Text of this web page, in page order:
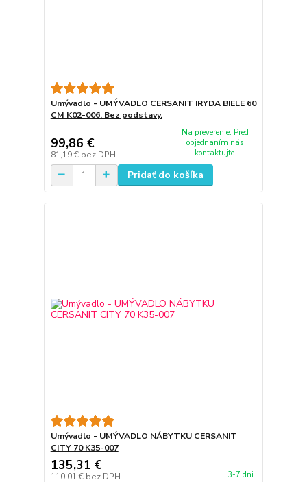
Umývadlo - UMÝVADLO CERSANIT IRYDA BIELE 60
CM K02-006. Bez podstavy.
99,86 €
81,19 € bez DPH
Na preverenie. Pred
objednaním nás
kontaktujte.
Pridať do košíka
Umývadlo - UMÝVADLO NÁBYTKU CERSANIT
CITY 70 K35-007
135,31 €
110,01 € bez DPH 3-7 dni